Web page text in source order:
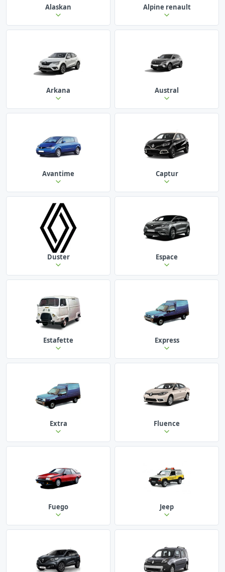
Alaskan Alpine renault
Arkana Austral
Avantime Captur
Duster Espace
Estafette Express
Extra Fluence
Fuego Jeep